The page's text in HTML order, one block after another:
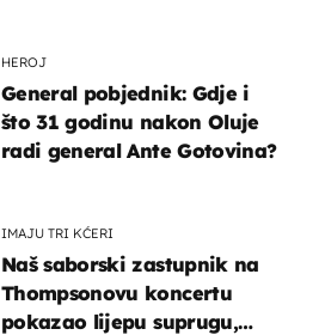
HEROJ
General pobjednik: Gdje i
što 31 godinu nakon Oluje
radi general Ante Gotovina?
IMAJU TRI KĆERI
Naš saborski zastupnik na
Thompsonovu koncertu
pokazao lijepu suprugu,